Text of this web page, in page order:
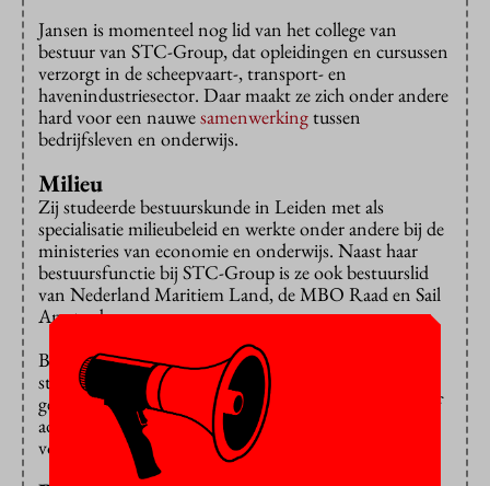
Jansen is momenteel nog lid van het college van
bestuur van STC-Group, dat opleidingen en cursussen
verzorgt in de scheepvaart-, transport- en
havenindustriesector. Daar maakt ze zich onder andere
hard voor een nauwesamenwerkingtussen
bedrijfsleven en onderwijs.
Milieu
Zij studeerde bestuurskunde in Leiden met als
specialisatie milieubeleid en werkte onder andere bij de
ministeries van economie en onderwijs. Naast haar
bestuursfunctie bij STC-Group is ze ook bestuurslid
van Nederland Maritiem Land, de MBO Raad en Sail
Amsterdam.
Bij de benoeming zijn ook de universitaire
studentenraad en de ondermeningsraad betrokken
geweest. “We hebben de raad van toezicht een positief
advies over haar gegeven”, zegt Bram Kragting,
voorzitter van de studentenraad.